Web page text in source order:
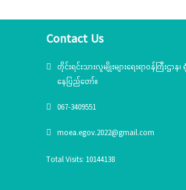
Contact Us
တိုင်းရင်းသားလူမျိုးများရေးရာဝန်ကြီးဌာန
နေပြည်တော်။
067-3409551
moea.egov.2022@gmail.com
Total Visits: 10144138